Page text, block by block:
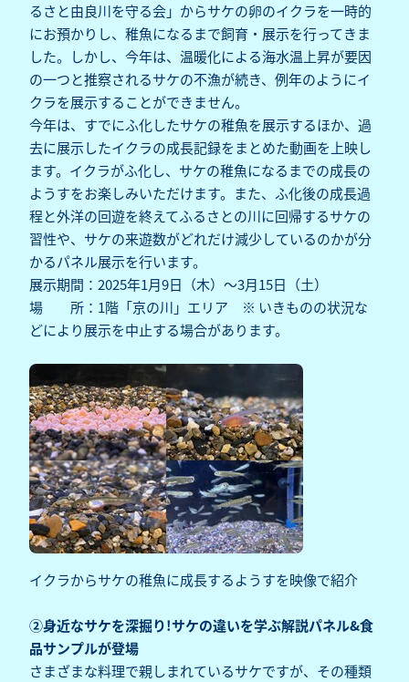
るさと由良川を守る会」からサケの卵のイクラを一時的
にお預かりし、稚魚になるまで飼育・展示を行ってきま
した。しかし、今年は、温暖化による海水温上昇が要因
の一つと推察されるサケの不漁が続き、例年のようにイ
クラを展示することができません。
今年は、すでにふ化したサケの稚魚を展示するほか、過
去に展示したイクラの成長記録をまとめた動画を上映し
ます。イクラがふ化し、サケの稚魚になるまでの成長の
ようすをお楽しみいただけます。また、ふ化後の成長過
程と外洋の回遊を終えてふるさとの川に回帰するサケの
習性や、サケの来遊数がどれだけ減少しているのかが分
かるパネル展示を行います。
展示期間：2025年1月9日（木）～3月15日（土）
場 所：1階「京の川」エリア ※ いきものの状況な
どにより展示を中止する場合があります。
イクラからサケの稚魚に成長するようすを映像で紹介
②身近なサケを深掘り!サケの違いを学ぶ解説パネル&食
品サンプルが登場
さまざまな料理で親しまれているサケですが、その種類